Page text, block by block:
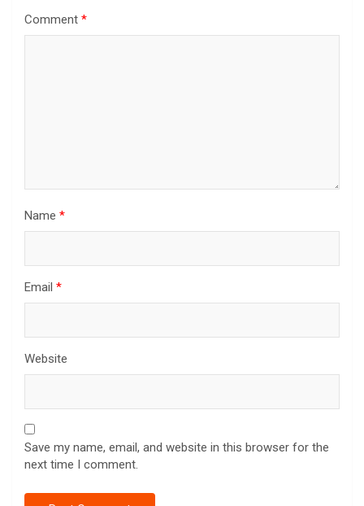
Comment *
Name *
Email *
Website
Save my name, email, and website in this browser for the
next time I comment.